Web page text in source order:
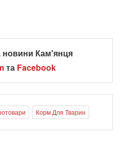
новини Кам'янця
та Facebook
Корм Для Тварин